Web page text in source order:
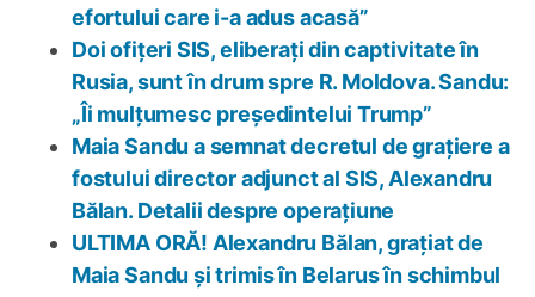
efortului care i-a adus acasă”
Doi ofițeri SIS, eliberați din captivitate în
Rusia, sunt în drum spre R. Moldova. Sandu:
„Îi mulțumesc președintelui Trump”
Maia Sandu a semnat decretul de grațiere a
fostului director adjunct al SIS, Alexandru
Bălan. Detalii despre operațiune
ULTIMA ORĂ! Alexandru Bălan, grațiat de
Maia Sandu și trimis în Belarus în schimbul